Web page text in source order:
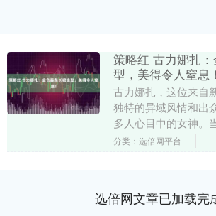
策略红 古力娜扎
型，美得令人窒息！
古力娜扎，这位来自
独特的异域风情和出
多人心目中的女神。
造型亮相时，那份惊
分类：选倍网平台
选倍网文章已加载完